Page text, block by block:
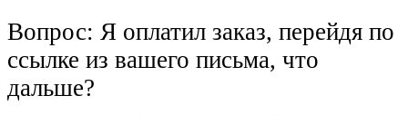
Вопрос: Я оплатил заказ, перейдя по
ссылке из вашего письма, что
дальше?